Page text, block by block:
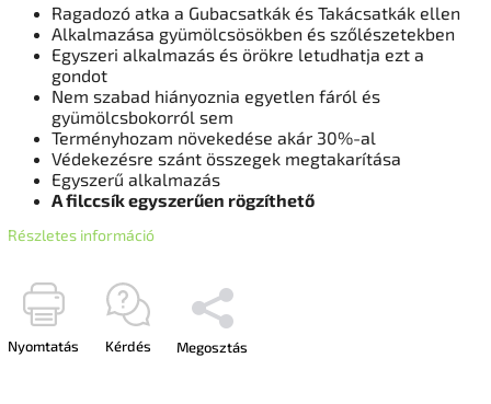
Ragadozó atka a Gubacsatkák és Takácsatkák ellen
Alkalmazása gyümölcsösökben és szőlészetekben
Egyszeri alkalmazás és örökre letudhatja ezt a
gondot
Nem szabad hiányoznia egyetlen fáról és
gyümölcsbokorról sem
Terményhozam növekedése akár 30%-al
Védekezésre szánt összegek megtakarítása
Egyszerű alkalmazás
A filccsík egyszerűen rögzíthető
Részletes információ
Nyomtatás Kérdés Megosztás